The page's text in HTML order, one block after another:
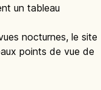
un tableau
nocturnes, le site
points de vue de